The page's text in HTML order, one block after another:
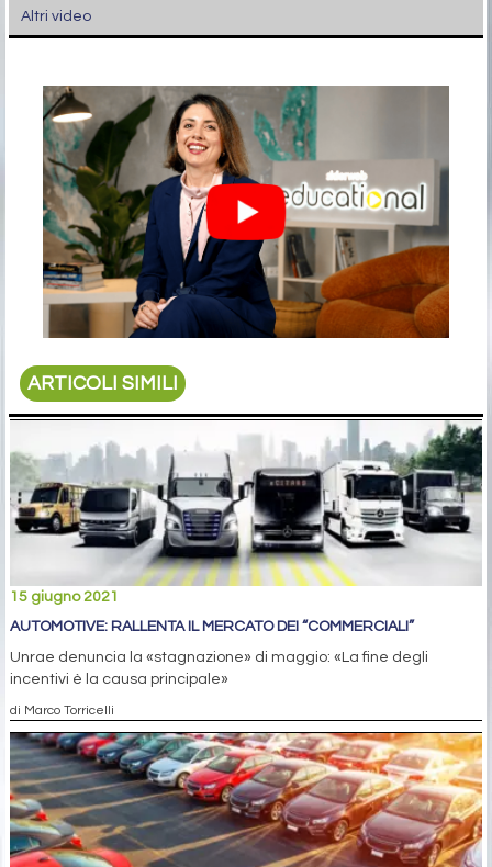
Altri video
ARTICOLI SIMILI
15 giugno 2021
AUTOMOTIVE: RALLENTA IL MERCATO DEI “COMMERCIALI”
Unrae denuncia la «stagnazione» di maggio: «La fine degli
incentivi è la causa principale»
di Marco Torricelli